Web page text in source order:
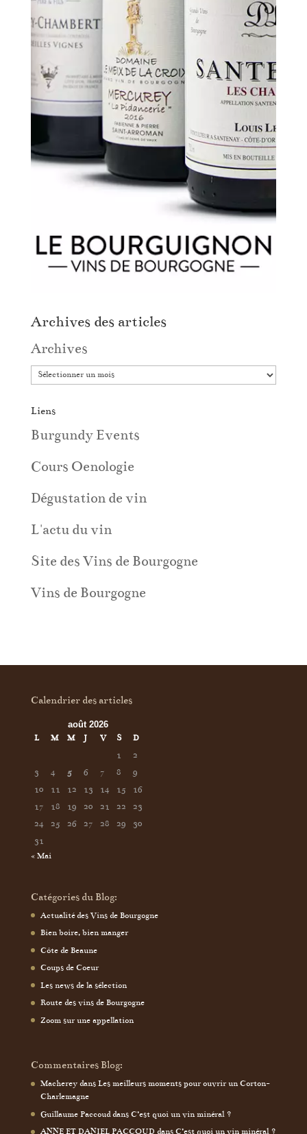
Archives des articles
Archives
Liens
Burgundy Events
Cours Oenologie
Dégustation de vin
L'actu du vin
Site des Vins de Bourgogne
Vins de Bourgogne
Calendrier des articles
août 2026
L M M J V S
D
1
2
3
4 5 6 7 8
9
10
11 12 13 14 15
16
17
18 19 20 21 22
23
24
25 26 27 28 29
30
31
« Mai
Catégories du Blog:
Actualité des Vins de Bourgogne
Bien boire, bien manger
Côte de Beaune
Coups de Coeur
Les news de la sélection
Route des vins de Bourgogne
Zoom sur une appellation
Commentaires Blog:
Machereydans Les meilleurs moments pour ouvrir un Corton-
Charlemagne
Guillaume Paccouddans C’est quoi un vin minéral ?
ANNE ET DANIEL PACCOUD dans C’est quoi un vin minéral ?